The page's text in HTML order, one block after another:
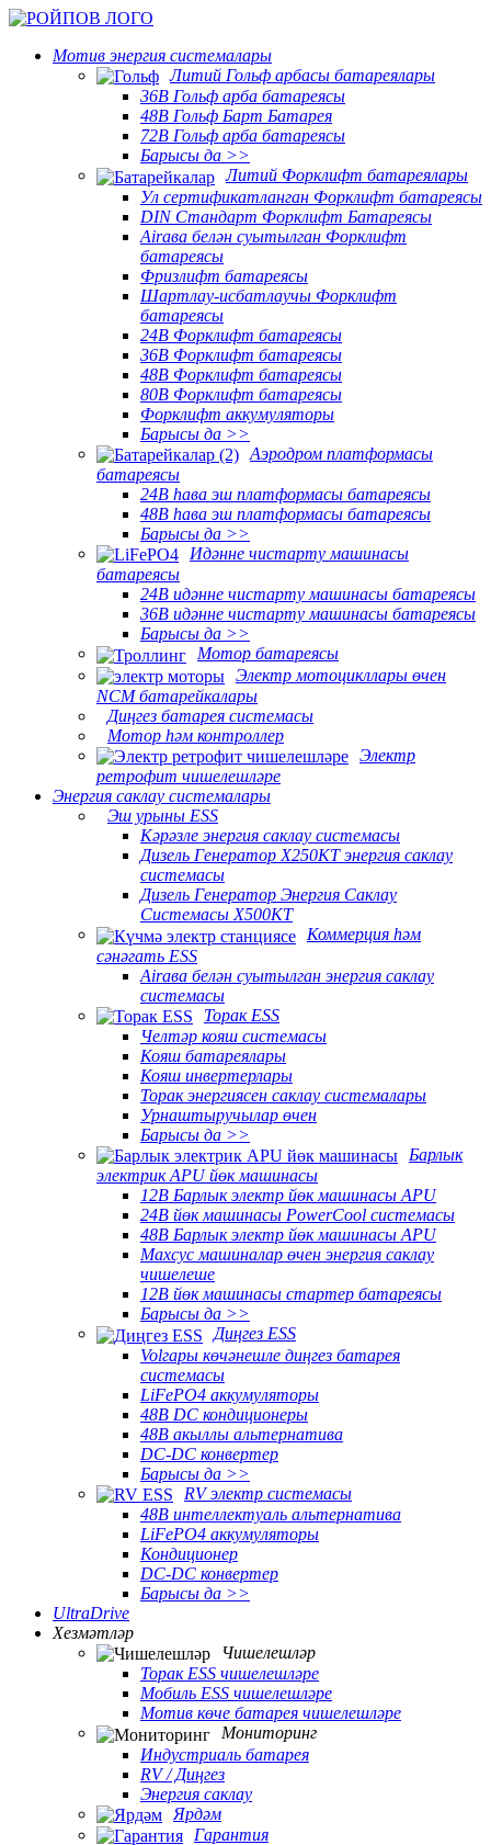
Мотив энергия системалары
Литий Гольф арбасы батареялары
36В Гольф арба батареясы
48В Гольф Барт Батарея
72В Гольф арба батареясы
Барысы да >>
Литий Форклифт батареялары
Ул сертификатланган Форклифт батареясы
DIN Стандарт Форклифт Батареясы
Airава белән суытылган Форклифт
батареясы
Фризлифт батареясы
Шартлау-исбатлаучы Форклифт
батареясы
24В Форклифт батареясы
36В Форклифт батареясы
48В Форклифт батареясы
80В Форклифт батареясы
Форклифт аккумуляторы
Барысы да >>
Аэродром платформасы
батареясы
24В һава эш платформасы батареясы
48В һава эш платформасы батареясы
Барысы да >>
Идәнне чистарту машинасы
батареясы
24В идәнне чистарту машинасы батареясы
36В идәнне чистарту машинасы батареясы
Барысы да >>
Мотор батареясы
Электр мотоцикллары өчен
NCM батарейкалары
Диңгез батарея системасы
Мотор һәм контроллер
Электр
ретрофит чишелешләре
Энергия саклау системалары
Эш урыны ESS
Кәрәзле энергия саклау системасы
Дизель Генератор X250KT энергия саклау
системасы
Дизель Генератор Энергия Саклау
Системасы X500KT
Коммерция һәм
сәнәгать ESS
Airава белән суытылган энергия саклау
системасы
Торак ESS
Челтәр кояш системасы
Кояш батареялары
Кояш инвертерлары
Торак энергиясен саклау системалары
Урнаштыручылар өчен
Барысы да >>
Барлык
электрик APU йөк машинасы
12В Барлык электр йөк машинасы APU
24В йөк машинасы PowerCool системасы
48В Барлык электр йөк машинасы APU
Махсус машиналар өчен энергия саклау
чишелеше
12В йөк машинасы стартер батареясы
Барысы да >>
Диңгез ESS
Volгары көчәнешле диңгез батарея
системасы
LiFePO4 аккумуляторы
48В DC кондиционеры
48В акыллы альтернатива
DC-DC конвертер
Барысы да >>
RV электр системасы
48В интеллектуаль альтернатива
LiFePO4 аккумуляторы
Кондиционер
DC-DC конвертер
Барысы да >>
UltraDrive
Хезмәтләр
Чишелешләр
Торак ESS чишелешләре
Мобиль ESS чишелешләре
Мотив көче батарея чишелешләре
Мониторинг
Индустриаль батарея
RV / Диңгез
Энергия саклау
Ярдәм
Гарантия